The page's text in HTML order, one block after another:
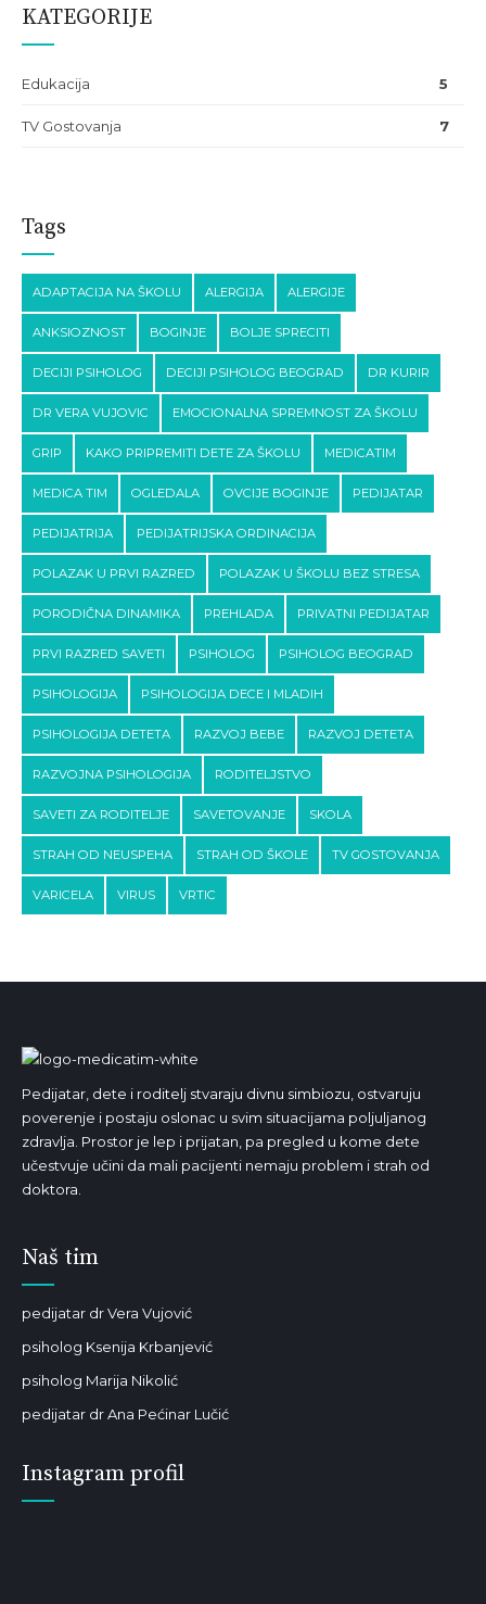
KATEGORIJE
Edukacija 5
TV Gostovanja 7
Tags
ADAPTACIJA NA ŠKOLU ALERGIJA ALERGIJE
ANKSIOZNOST BOGINJE BOLJE SPRECITI
DECIJI PSIHOLOG DECIJI PSIHOLOG BEOGRAD DR KURIR
DR VERA VUJOVIC EMOCIONALNA SPREMNOST ZA ŠKOLU
GRIP KAKO PRIPREMITI DETE ZA ŠKOLU MEDICATIM
MEDICA TIM OGLEDALA OVCIJE BOGINJE PEDIJATAR
PEDIJATRIJA PEDIJATRIJSKA ORDINACIJA
POLAZAK U PRVI RAZRED POLAZAK U ŠKOLU BEZ STRESA
PORODIČNA DINAMIKA PREHLADA PRIVATNI PEDIJATAR
PRVI RAZRED SAVETI PSIHOLOG PSIHOLOG BEOGRAD
PSIHOLOGIJA PSIHOLOGIJA DECE I MLADIH
PSIHOLOGIJA DETETA RAZVOJ BEBE RAZVOJ DETETA
RAZVOJNA PSIHOLOGIJA RODITELJSTVO
SAVETI ZA RODITELJE SAVETOVANJE SKOLA
STRAH OD NEUSPEHA STRAH OD ŠKOLE TV GOSTOVANJA
VARICELA VIRUS VRTIC
Pedijatar, dete i roditelj stvaraju divnu simbiozu, ostvaruju
poverenje i postaju oslonac u svim situacijama poljuljanog
zdravlja. Prostor je lep i prijatan, pa pregled u kome dete
učestvuje učini da mali pacijenti nemaju problem i strah od
doktora.
Naš tim
pedijatar dr Vera Vujović
psiholog Ksenija Krbanjević
psiholog Marija Nikolić
pedijatar dr Ana Pećinar Lučić
Instagram profil